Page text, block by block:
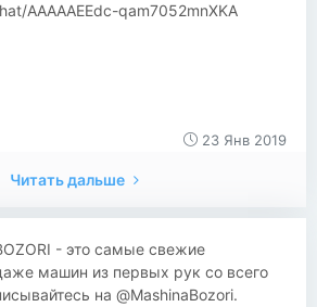
AAAAAEEdc-qam7052mnXKA
23 Янв 2019
Читать дальше
- это самые свежие
машин из первых рук со всего
на @MashinaBozori.